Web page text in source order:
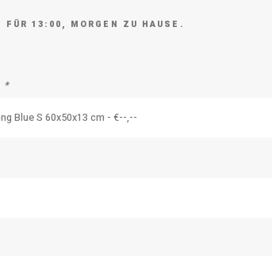
FÜR 13:00, MORGEN ZU HAUSE.
*
Blue S 60x50x13 cm - €--,--